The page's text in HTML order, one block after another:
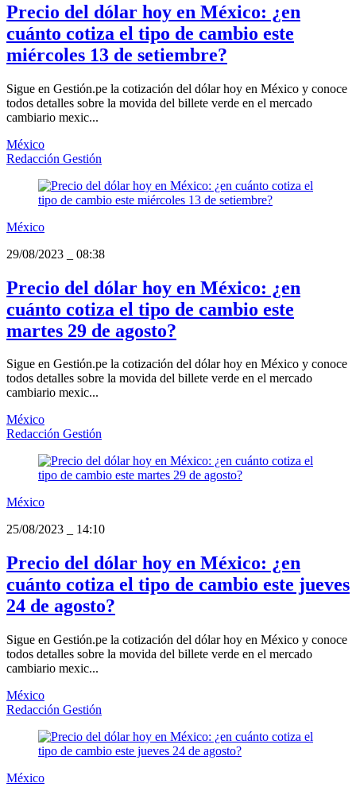
Precio del dólar hoy en México: ¿en
cuánto cotiza el tipo de cambio este
miércoles 13 de setiembre?
Sigue en Gestión.pe la cotización del dólar hoy en México y conoce
todos detalles sobre la movida del billete verde en el mercado
cambiario mexic...
México
Redacción Gestión
México
29/08/2023
08:38
Precio del dólar hoy en México: ¿en
cuánto cotiza el tipo de cambio este
martes 29 de agosto?
Sigue en Gestión.pe la cotización del dólar hoy en México y conoce
todos detalles sobre la movida del billete verde en el mercado
cambiario mexic...
México
Redacción Gestión
México
25/08/2023
14:10
Precio del dólar hoy en México: ¿en
cuánto cotiza el tipo de cambio este jueves
24 de agosto?
Sigue en Gestión.pe la cotización del dólar hoy en México y conoce
todos detalles sobre la movida del billete verde en el mercado
cambiario mexic...
México
Redacción Gestión
México